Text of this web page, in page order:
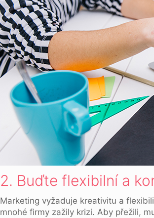
2. Buďte flexibilní a
Marketing vyžaduje kreativitu a
mnohé firmy zažily krizi. Aby přežili,